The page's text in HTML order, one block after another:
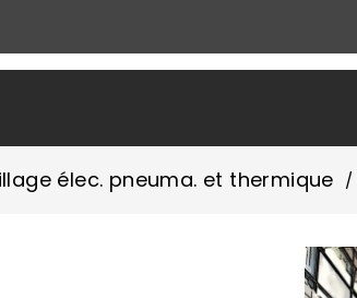
élec. pneuma. et thermique